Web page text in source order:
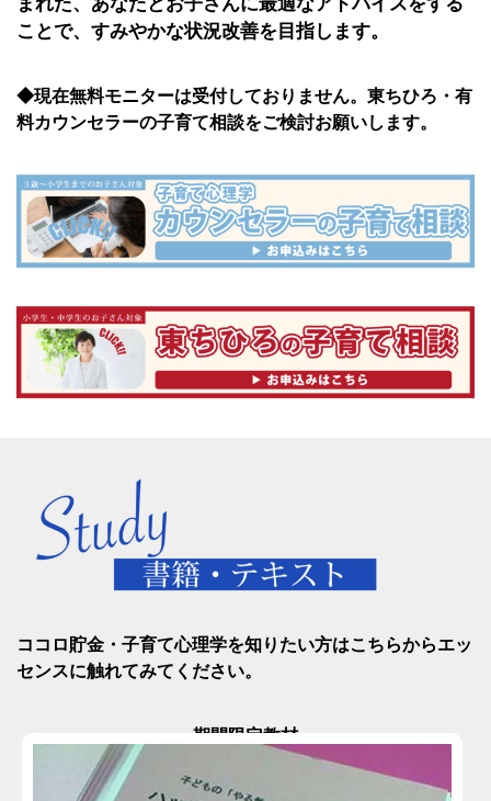
ことで、すみやかな状況改善を目指します。
◆現在無料モニターは受付しておりません。東ちひろ・有
料カウンセラーの子育て相談をご検討お願いします。
ココロ貯金・子育て心理学を知りたい方はこちらからエッ
センスに触れてみてください。
-期間限定教材-